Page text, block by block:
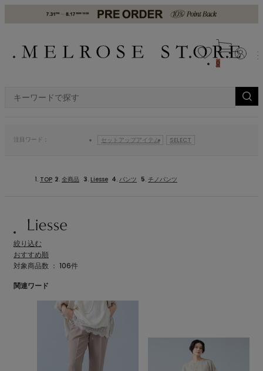
0
注目ワード： セットアップアイテム SELECT
TOP 全商品 Liesse パンツ チノパンツ
絞り込む
おすすめ順
対象商品数 ： 106件
関連ワード